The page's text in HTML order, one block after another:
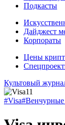
Подкасты
Дайджест
Корпораты
Цены
Культовый
#Visa